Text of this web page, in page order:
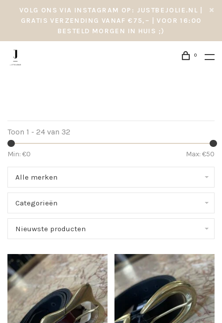
VOLG ONS VIA INSTAGRAM OP: JUSTBEJOLIE.NL |
GRATIS VERZENDING VANAF €75,– | VOOR 16:00
BESTELD MORGEN IN HUIS ;)
0
Toon 1 - 24 van 32
Min: €0 Max: €50
Alle merken
Categorieën
Nieuwste producten